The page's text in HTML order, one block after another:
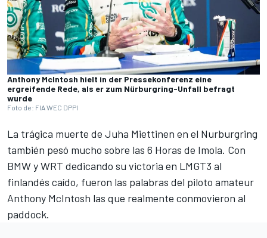
Anthony McIntosh hielt in der Pressekonferenz eine
ergreifende Rede, als er zum Nürburgring-Unfall befragt
wurde
Foto de: FIA WEC DPPI
La trágica muerte de Juha Miettinen en el Nurburgring
también pesó mucho sobre las 6 Horas de Imola. Con
BMW y WRT dedicando su victoria en LMGT3 al
finlandés caído, fueron las palabras del piloto amateur
Anthony McIntosh las que realmente conmovieron al
paddock.